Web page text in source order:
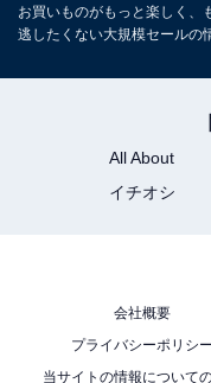
液晶 テレビ ネット
番組録画 Alexa ゲー
ハイセンス「43E7N
【Amazon.co.jp限定
お買いものがもっと楽しく、
逃したくない大規模セールの
All About
イチオシ
会社概要
プライバシーポリシー
当サイトの情報について